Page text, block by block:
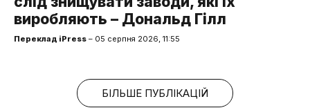
виробляють – Дональд Гілл
Переклад iPress – 05 серпня 2026, 11:55
БІЛЬШЕ ПУБЛІКАЦІЙ